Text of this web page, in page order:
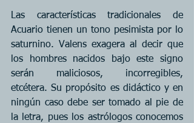
Las características tradicionales de
Acuario tienen un tono pesimista por lo
saturnino. Valens exagera al decir que
los hombres nacidos bajo este signo
serán maliciosos, incorregibles,
etcétera. Su propósito es didáctico y en
ningún caso debe ser tomado al pie de
la letra, pues los astrólogos conocemos